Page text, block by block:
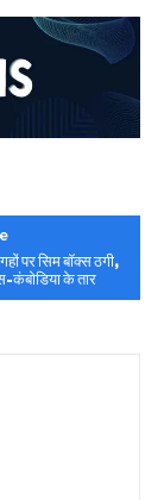
पर सिम बॉक्स ठगी,
कंबोडिया के तार